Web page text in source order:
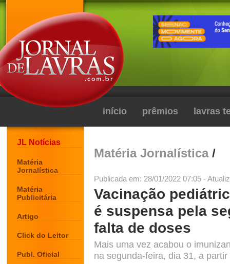
início prêmios lavras
JL Notícias
Matéria
Jornalística
Matéria
Publicitária
Artigo
Click do Leitor
Publ. Oficial
Matéria Jornalística/
Publicada em: 28/01/2022 07:05 -
Vacinação
é suspensa pela
falta de doses
Mais uma vez acabou o
na segunda-feira, dia 31, a